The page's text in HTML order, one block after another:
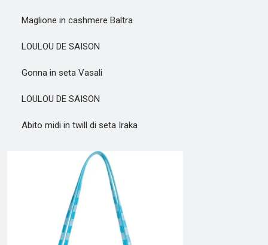
Maglione in cashmere Baltra
LOULOU DE SAISON
Gonna in seta Vasali
LOULOU DE SAISON
Abito midi in twill di seta Iraka